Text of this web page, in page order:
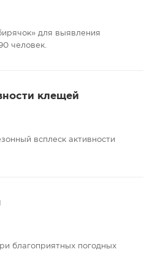
для выявления
человек.
клещей
всплеск активности
благоприятных погодных